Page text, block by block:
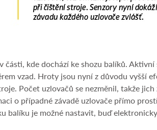
části, kde dochází ke shozu balíků.
vzad. Hroty jsou nyní z důvodu vyšší
Počet uzlovačů se nezměnil, takže
o případné závadě uzlovače přímo
balíku je možné nastavit, buď